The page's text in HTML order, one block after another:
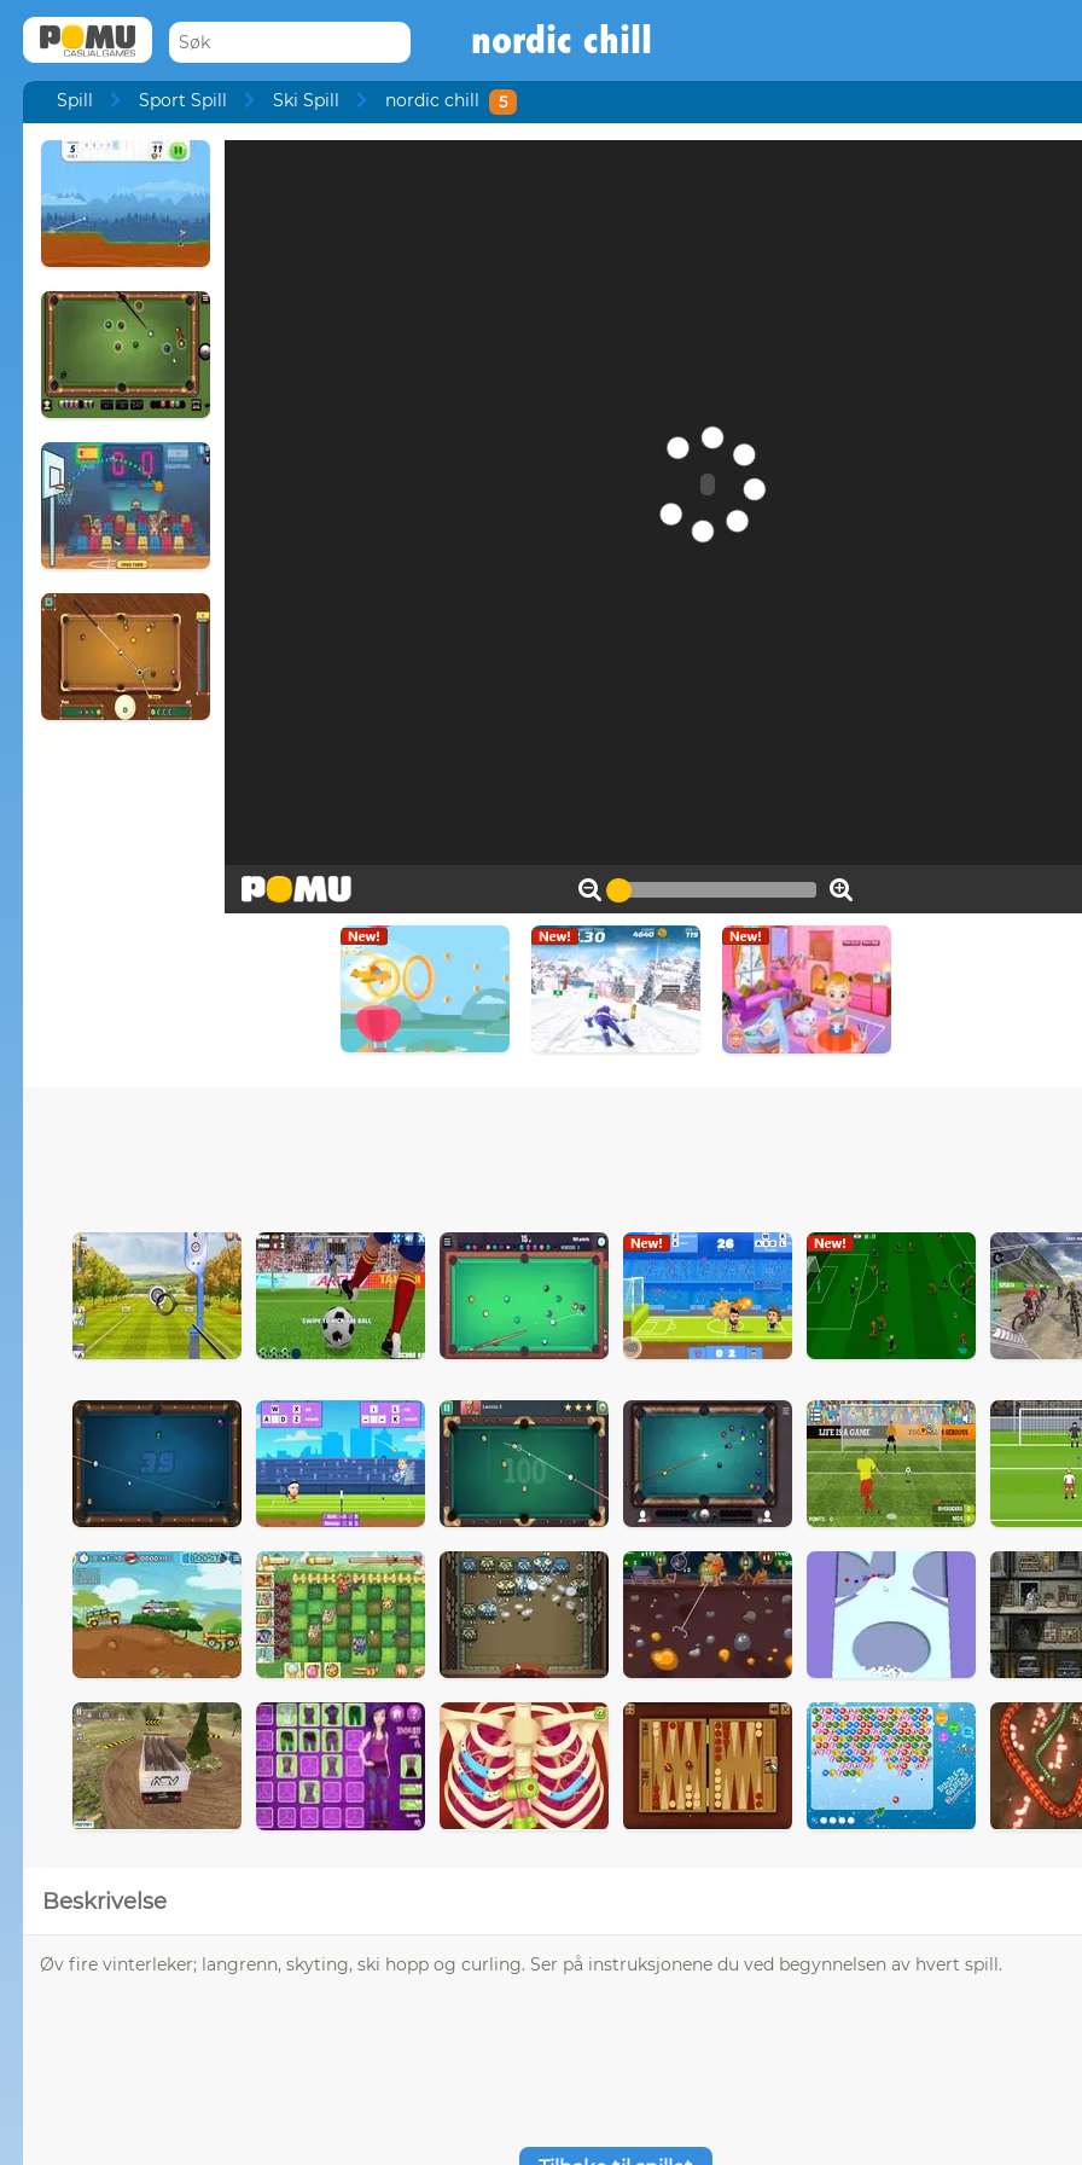
nordic chill
Spill Sport Spill Ski Spill nordic chill 5
Beskrivelse
Øv fire vinterleker; langrenn, skyting, ski hopp og curling. Ser på instruksjonene du ved begynnelsen av hvert spill.